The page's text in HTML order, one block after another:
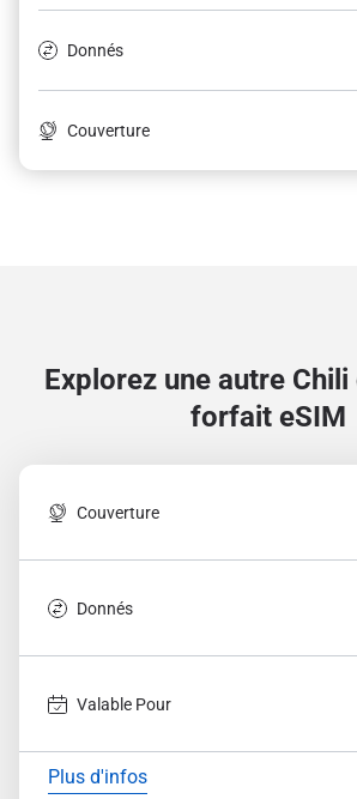
Donnés
Couverture
Explorez une autre Chili
forfait eSIM
Couverture
Donnés
Valable Pour
Plus d'infos